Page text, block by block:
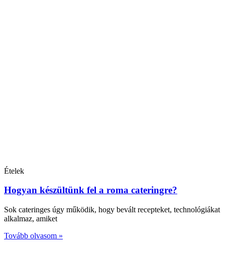
Ételek
Hogyan készültünk fel a roma cateringre?
Sok cateringes úgy működik, hogy bevált recepteket, technológiákat
alkalmaz, amiket
Tovább olvasom »